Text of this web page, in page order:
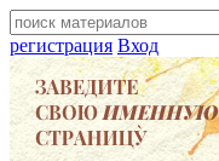
регистрация Вход